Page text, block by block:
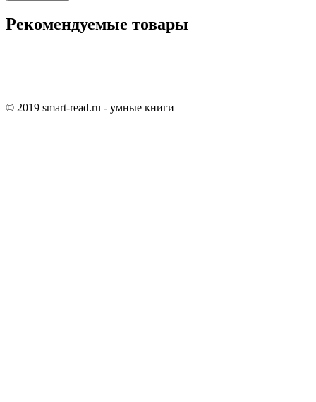
Рекомендуемые товары
© 2019 smart-read.ru - умные книги